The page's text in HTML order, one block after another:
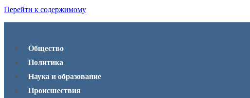
Перейти к содержимому
Общество
Политика
Наука и образование
Происшествия